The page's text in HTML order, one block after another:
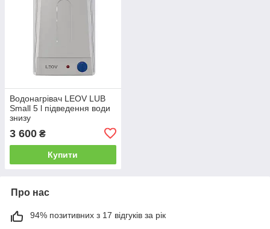
Водонагрівач LEOV LUB
Small 5 l підведення води
знизу
3 600 ₴
Купити
Про нас
94% позитивних з 17 відгуків за рік